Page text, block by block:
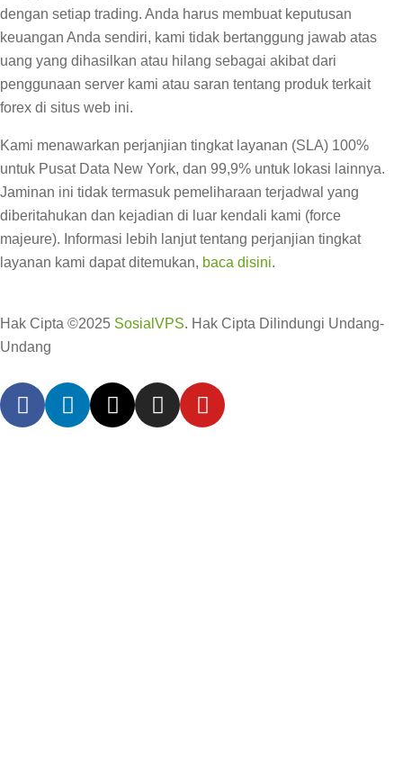
dengan setiap trading. Anda harus membuat keputusan
keuangan Anda sendiri, kami tidak bertanggung jawab atas
uang yang dihasilkan atau hilang sebagai akibat dari
penggunaan server kami atau saran tentang produk terkait
forex di situs web ini.
Kami menawarkan perjanjian tingkat layanan (SLA) 100%
untuk Pusat Data New York, dan 99,9% untuk lokasi lainnya.
Jaminan ini tidak termasuk pemeliharaan terjadwal yang
diberitahukan dan kejadian di luar kendali kami (force
majeure). Informasi lebih lanjut tentang perjanjian tingkat
layanan kami dapat ditemukan, baca disini.
Hak Cipta ©2025 SosialVPS. Hak Cipta Dilindungi Undang-
Undang